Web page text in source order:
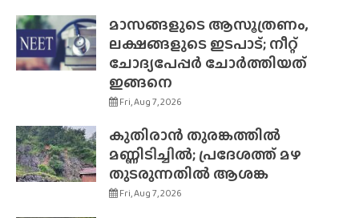
മാസങ്ങളുടെ ആസൂത്രണം,
ലക്ഷങ്ങളുടെ ഇടപാട്; നീറ്റ്
ചോദ്യപേപ്പർ ചോർത്തിയത്
ഇങ്ങനെ
Fri, Aug 7, 2026
കുതിരാൻ തുരങ്കത്തിൽ
മണ്ണിടിച്ചിൽ; പ്രദേശത്ത് മഴ
തുടരുന്നതിൽ ആശങ്ക
Fri, Aug 7, 2026